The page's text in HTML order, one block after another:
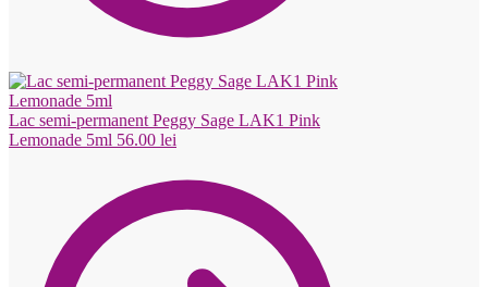
Lac semi-permanent Peggy Sage LAK1 Pink
Lemonade 5ml 56.00 lei